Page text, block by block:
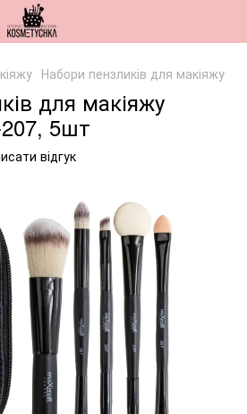
Набори пензликів для макіяжу
для макіяжу
5шт
відгук